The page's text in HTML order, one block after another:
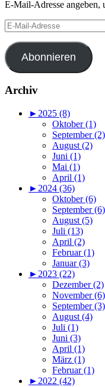
E-Mail-Adresse angeben,
E-
Mail-
Adresse
Abonnieren
Archiv
► 2025 (8)
Oktober (1)
September (2)
August (2)
Juni (1)
Mai (1)
April (1)
► 2024 (36)
Oktober (6)
September (6)
August (5)
Juli (13)
April (2)
Februar (1)
Januar (3)
► 2023 (22)
Dezember (2)
November (6)
September (3)
August (4)
Juli (1)
Juni (3)
April (1)
März (1)
Februar (1)
► 2022 (42)